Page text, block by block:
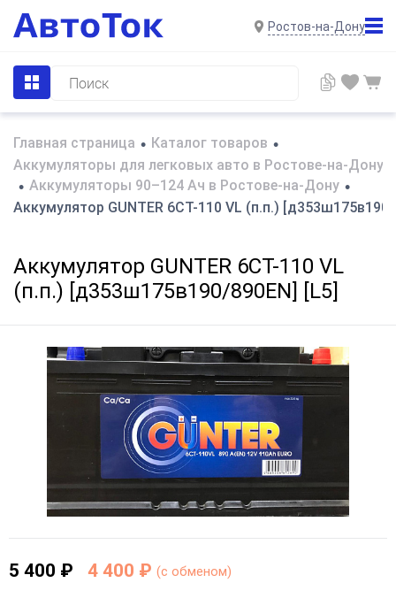
Ростов-на-Дону
Главная страница • Каталог товаров •
Аккумуляторы для легковых авто в Ростове-на-Дону
• Аккумуляторы 90–124 Ач в Ростове-на-Дону •
Аккумулятор GUNTER 6СТ-110 VL (п.п.)
Аккумулятор GUNTER 6СТ-110 VL
(п.п.) [д353ш175в190/890EN] [L5]
5 400 ₽ 4 400 ₽ (c обменом)